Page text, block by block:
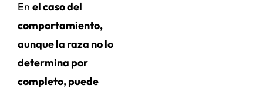
En el caso del
comportamiento,
aunque la raza no lo
determina por
completo, puede